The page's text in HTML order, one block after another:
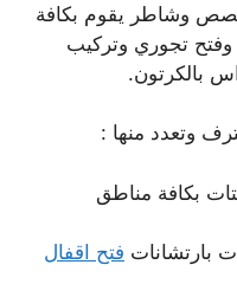
وشاطر يقوم بكافة
وفتح تجوري وتركيب
بالكرتون.
وتعدد منها :
بكافة مناطق
بارتشانات فتح اقفال